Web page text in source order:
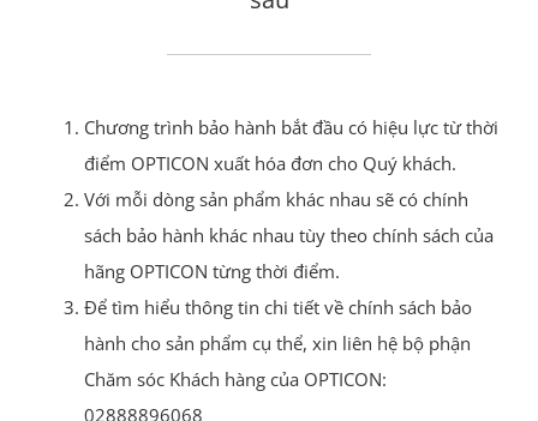
Chương trình bảo hành bắt đầu có hiệu lực từ thời
điểm OPTICON xuất hóa đơn cho Quý khách.
Với mỗi dòng sản phẩm khác nhau sẽ có chính
sách bảo hành khác nhau tùy theo chính sách của
hãng OPTICON từng thời điểm.
Để tìm hiểu thông tin chi tiết về chính sách bảo
hành cho sản phẩm cụ thể, xin liên hệ bộ phận
Chăm sóc Khách hàng của OPTICON:
02888896068